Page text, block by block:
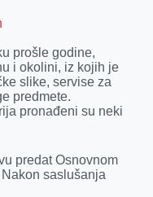
prošle godine,
i okolini, iz kojih je
slike, servise za
predmete.
pronađeni su neki
predat Osnovnom
saslušanja